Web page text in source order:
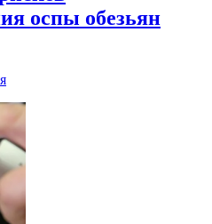
оспы обезьян